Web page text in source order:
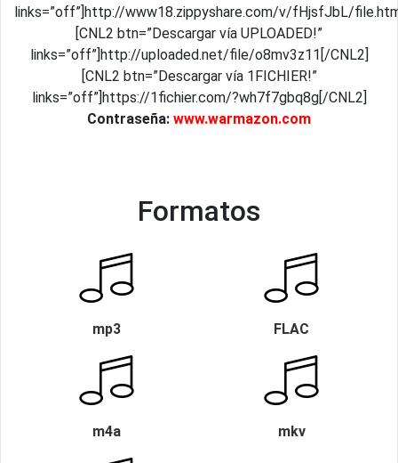
links=”off”]http://www18.zippyshare.com/v/fHjsfJbL/
[CNL2 btn=”Descargar vía UPLOADED!”
links=”off”]http://uploaded.net/file/o8mv3z11[/CNL2]
[CNL2 btn=”Descargar vía 1FICHIER!”
links=”off”]https://1fichier.com/?wh7f7gbq8g[/CNL2]
Contraseña: www.warmazon.com
Formatos
mp3 FLAC
m4a mkv